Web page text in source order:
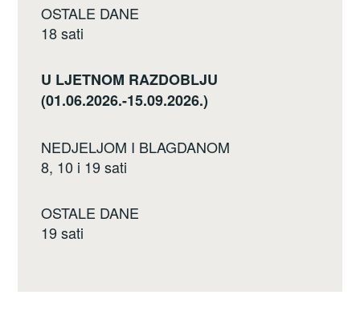
OSTALE DANE
18 sati
U LJETNOM RAZDOBLJU
(01.06.2026.-15.09.2026.)
NEDJELJOM I BLAGDANOM
8, 10 i 19 sati
OSTALE DANE
19 sati